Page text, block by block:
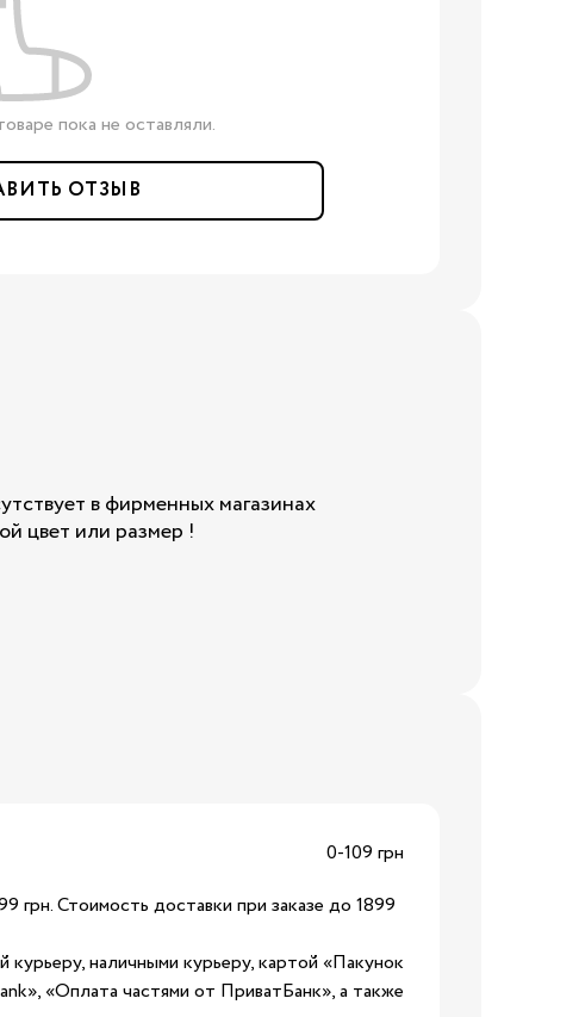
Бренды:
пока не оставляли.
ОТЗЫВ
в фирменных магазинах
цвет или размер !
0-109 грн
грн. Стоимость доставки при заказе до 1899
курьеру, наличными курьеру, картой «Пакунок
«Оплата частями от ПриватБанк», а также